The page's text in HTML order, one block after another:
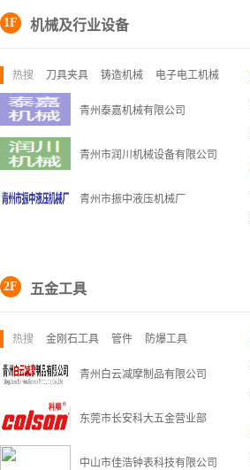
1F 机械及行业设备
热搜 刀具夹具 铸造机械 电子电工机械
青州泰嘉机械有限公司
青州市润川机械设备有限公司
青州市振中液压机械厂
2F 五金工具
热搜 金刚石工具 管件 防爆工具
青州白云减摩制品有限公司
东莞市长安科大五金营业部
中山市佳浩钟表科技有限公司